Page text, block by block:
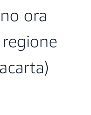
ora